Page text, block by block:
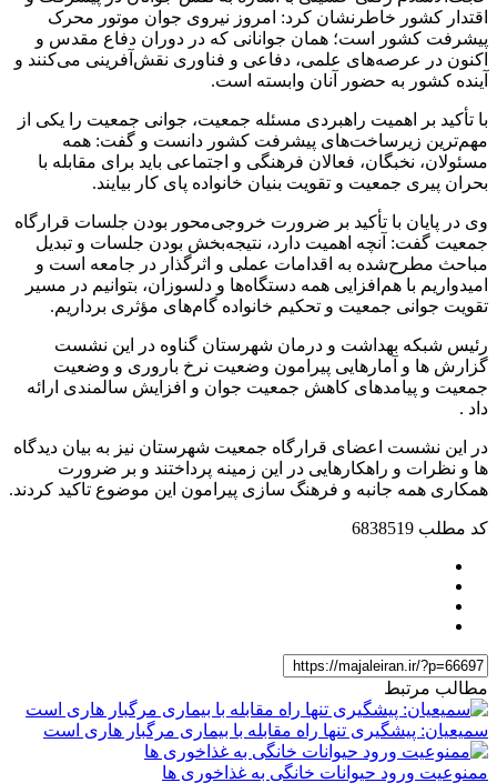
اقتدار کشور خاطرنشان کرد: امروز نیروی جوان موتور محرک
پیشرفت کشور است؛ همان جوانانی که در دوران دفاع مقدس و
اکنون در عرصه‌های علمی، دفاعی و فناوری نقش‌آفرینی می‌کنند و
آینده کشور به حضور آنان وابسته است.
با تأکید بر اهمیت راهبردی مسئله جمعیت، جوانی جمعیت را یکی از
مهم‌ترین زیرساخت‌های پیشرفت کشور دانست و گفت: همه
مسئولان، نخبگان، فعالان فرهنگی و اجتماعی باید برای مقابله با
بحران پیری جمعیت و تقویت بنیان خانواده پای کار بیایند.
وی در پایان با تأکید بر ضرورت خروجی‌محور بودن جلسات قرارگاه
جمعیت گفت: آنچه اهمیت دارد، نتیجه‌بخش بودن جلسات و تبدیل
مباحث مطرح‌شده به اقدامات عملی و اثرگذار در جامعه است و
امیدواریم با هم‌افزایی همه دستگاه‌ها و دلسوزان، بتوانیم در مسیر
تقویت جوانی جمعیت و تحکیم خانواده گام‌های مؤثری برداریم.
رئیس شبکه بهداشت و درمان شهرستان گناوه در این نشست
گزارش ها و آمارهایی پیرامون وضعیت نرخ باروری و وضعیت
جمعیت و پیامدهای کاهش جمعیت جوان و افزایش سالمندی ارائه
داد .
در این نشست اعضای قرارگاه جمعیت شهرستان نیز به بیان دیدگاه
ها و نظرات و راهکارهایی در این زمینه پرداختند و بر ضرورت
همکاری همه جانبه و فرهنگ سازی پیرامون این موضوع تاکید کردند.
کد مطلب 6838519
مطالب مرتبط
سمیعیان: پیشگیری تنها راه مقابله با بیماری مرگبار هاری است
ممنوعیت ورود حیوانات خانگی به غذاخوری ها